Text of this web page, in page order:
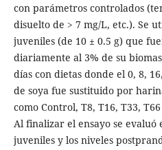
con parámetros controlados
disuelto de > 7 mg/L, etc.). Se
juveniles (de 10 ± 0.5 g) que
diariamente al 3% de su
días con dietas donde el 0, 8,
de soya fue sustituido por
como Control, T8, T16, T33,
Al finalizar el ensayo se evaluó
juveniles y los niveles